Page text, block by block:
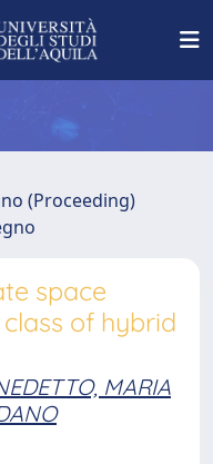
(Proceeding)
space
of hybrid
MARIA